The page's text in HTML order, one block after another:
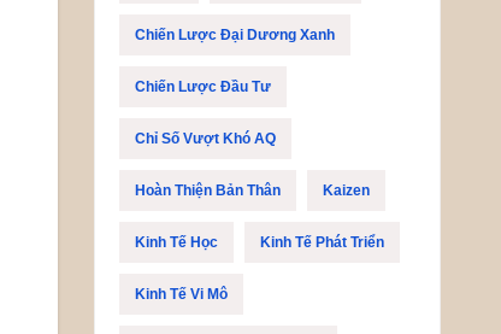
Chiến Lược Đại Dương Xanh
Chiến Lược Đầu Tư
Chỉ Số Vượt Khó AQ
Hoàn Thiện Bản Thân Kaizen
Kinh Tế Học Kinh Tế Phát Triển
Kinh Tế Vi Mô